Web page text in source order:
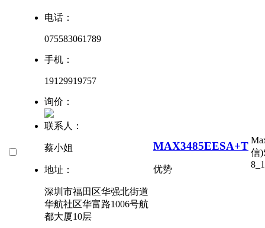
电话：
075583061789
手机：
19129919757
询价：
联系人：
蔡小姐
地址：
深圳市福田区华强北街道
华航社区华富路1006号航
都大厦10层
MAX3485EESA+T
优势
信)